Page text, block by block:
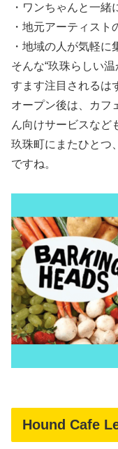
・ワンちゃんと一緒
・地元アーティスト
・地域の人が気軽に
そんな“玖珠らしい
すます注目されるは
オープン後は、カフ
ん向けサービスなど
玖珠町にまたひとつ
ですね。
Hound Cafe